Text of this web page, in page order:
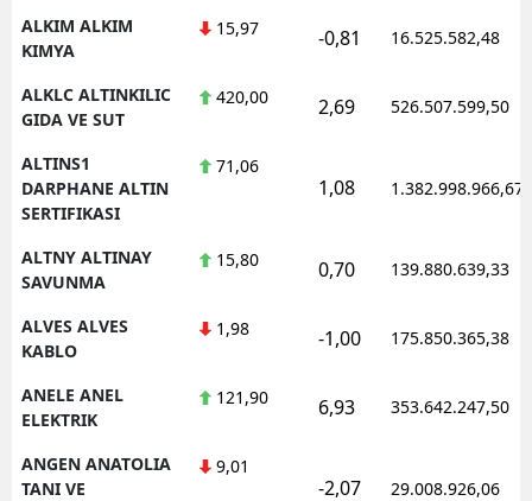
Kırıkkale
Batman
Bartın
Yalova
Osmaniye
ALKIM ALKIM
KIMYA
15,97 -0,81 16.525.582,48
ALKLC ALTINKILIC
GIDA VE SUT
420,00 2,69 526.507.599,50
ALTINS1
DARPHANE ALTIN
SERTIFIKASI
71,06
1,08 1.382.998.966,67
ALTNY ALTINAY
SAVUNMA
15,80 0,70 139.880.639,33
ALVES ALVES
KABLO
1,98 -1,00 175.850.365,38
ANELE ANEL
ELEKTRIK
121,90 6,93 353.642.247,50
ANGEN ANATOLIA
TANI VE
9,01
-2,07 29.008.926,06